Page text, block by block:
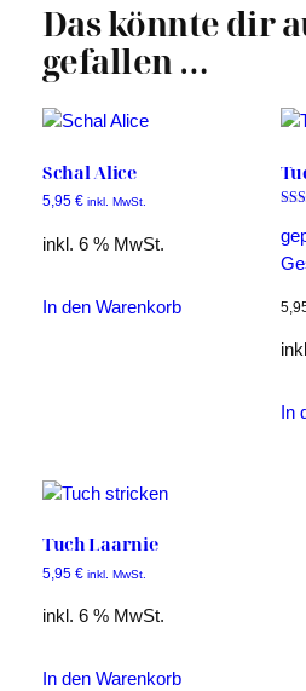
Das könnte dir
gefallen …
Schal Alice
5,95 € inkl. MwSt.
inkl. 6 % MwSt.
In den Warenkorb
5.00
von 5
In
Tuch Laarnie
5,95 € inkl. MwSt.
inkl. 6 % MwSt.
In den Warenkorb